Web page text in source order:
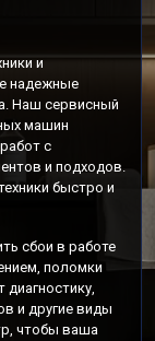
и
надежные
Наш сервисный
машин
с
и подходов.
быстро и
сбои в работе
поломки
и другие виды
чтобы ваша